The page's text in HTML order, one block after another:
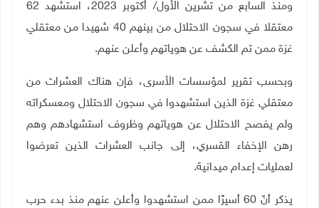
ومنذ السابع من تشرين الأول/ أكتوبر 2023، استشهد 62
معتقلا في سجون الاحتلال من بينهم 40 شهيدا من معتقلي
غزة ممن تم الكشف عن هوياتهم وأعلن عنهم.
وبحسب تقرير لمؤسسات الأسرى، فإن هناك العشرات من
معتقلي غزة الذين استشهدوا في سجون الاحتلال ومعسكراته
ولم يفصح الاحتلال عن هوياتهم وظروف استشهادهم وهم
رهن الإخفاء القسري، إلى جانب العشرات الذين تعرضوا
لعمليات إعدام ميدانية.
يذكر أنّ 60 أسيرًا ممن استشهدوا وأعلن عنهم منذ بدء حرب